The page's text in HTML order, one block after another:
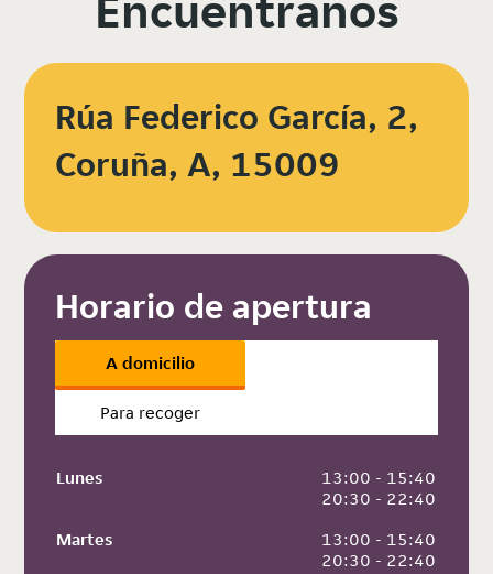
Rúa Federico García, 2,
Coruña, A, 15009
Horario de apertura
A domicilio
Para recoger
Lunes
13:00 - 15:40
20:30 - 22:40
Martes
13:00 - 15:40
20:30 - 22:40